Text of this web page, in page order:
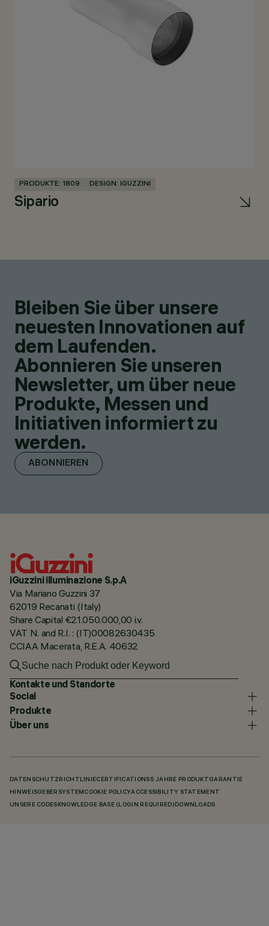
PRODUKTE: 1809 DESIGN: IGUZZINI
Sipario
Bleiben Sie über unsere
neuesten Innovationen auf
dem Laufenden.
Abonnieren Sie unseren
Newsletter, um über neue
Produkte, Messen und
Initiativen informiert zu
werden.
ABONNIEREN
iGuzzini illuminazione S.p.A
Via Mariano Guzzini 37
62019 Recanati (Italy)
Share Capital €21.050.000,00 i.v.
VAT N. and R.I. : (IT)00082630435
CCIAA Macerata, R.E.A. 40632
Kontakte und Standorte
Social
Produkte
Über uns
DATENSCHUTZRICHTLINIECERTIFICATIONS 5 JAHRE PRODUKTGARANTIE
HINWEISGEBERSYSTEM COOKIE POLICYACCESSIBILITY STATEMENT
UNSERE CODES KNOWLEDGE BASE (LOGIN REQUIRED) DOWNLOADS